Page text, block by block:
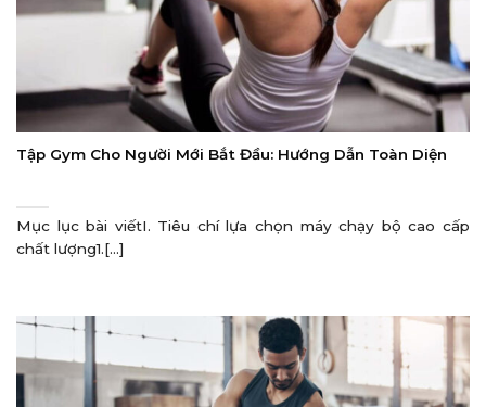
Tập Gym Cho Người Mới Bắt Đầu: Hướng Dẫn Toàn Diện
Mục lục bài viếtI. Tiêu chí lựa chọn máy chạy bộ cao cấp
chất lượng1.[...]